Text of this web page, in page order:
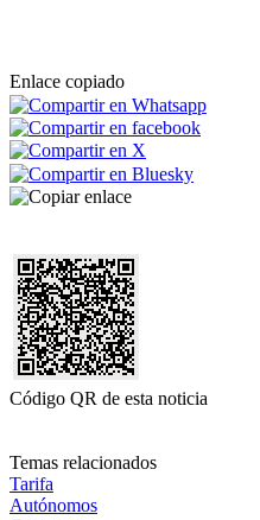
Enlace copiado
Código QR de esta noticia
Temas relacionados
Tarifa
Autónomos